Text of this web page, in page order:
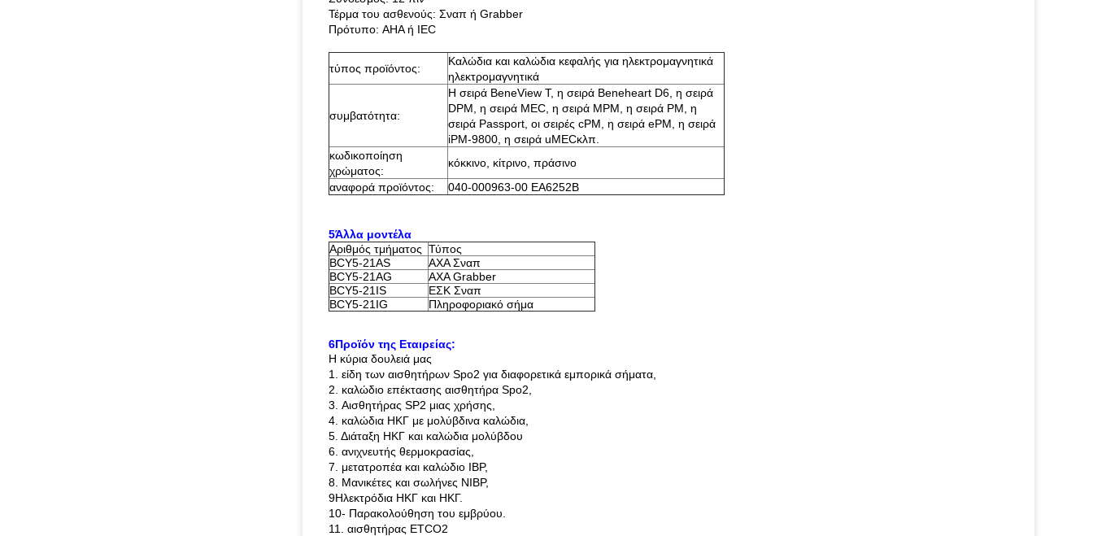
Τέρμα του ασθενούς: Σναπ ή Grabber
Πρότυπο: AHA ή IEC
τύπος προϊόντος:
Καλώδια και καλώδια κεφαλής για ηλεκτρομαγνητικά
ηλεκτρομαγνητικά
συμβατότητα:
Η σειρά BeneView T, η σειρά Beneheart D6, η σειρά
DPM, η σειρά MEC, η σειρά MPM, η σειρά PM, η
σειρά Passport, οι σειρές cPM, η σειρά ePM, η σειρά
iPM-9800, η σειρά uMECκλπ.
κωδικοποίηση
χρώματος:
κόκκινο, κίτρινο, πράσινο
αναφορά προϊόντος:
040-000963-00 EA6252Β
5Άλλα μοντέλα
Αριθμός τμήματος Τύπος
BCY5-21AS
ΑΧΑ Σναπ
BCY5-21AG
ΑΧΑ Grabber
BCY5-21IS
ΕΣΚ Σναπ
BCY5-21IG
Πληροφοριακό σήμα
6Προϊόν της Εταιρείας:
Η κύρια δουλειά μας
1. είδη των αισθητήρων Spo2 για διαφορετικά εμπορικά σήματα,
2. καλώδιο επέκτασης αισθητήρα Spo2,
3. Αισθητήρας SP2 μιας χρήσης,
4. καλώδια ΗΚΓ με μολύβδινα καλώδια,
5. Διάταξη ΗΚΓ και καλώδια μολύβδου
6. ανιχνευτής θερμοκρασίας,
7. μετατροπέα και καλώδιο IBP,
8. Μανικέτες και σωλήνες NIBP,
9Ηλεκτρόδια ΗΚΓ και ΗΚΓ.
10- Παρακολούθηση του εμβρύου.
11. αισθητήρας ETCO2